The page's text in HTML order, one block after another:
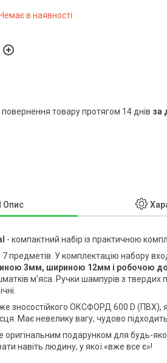
Немає в наявності
повернення товару протягом 14 днів за
Опис
- компактний набір із практичною
7 предметів. У комплектацію набору
3мм, шириною 12мм і робочою
м'яса. Ручки шампурів з
зносостійкого ОКСФОРД 600 D (ПВХ),
Має невелику вагу, чудово підходить
оригінальним подарунком для будь-
навіть людину, у якої «вже все є»!